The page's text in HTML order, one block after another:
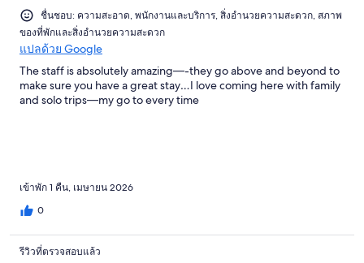
ชื่นชอบ: ความสะอาด, พนักงานและบริการ, สิ่งอำนวยความสะดวก, สภาพ
ของที่พักและสิ่งอำนวยความสะดวก
แปลด้วย Google
The staff is absolutely amazing—-they go above and beyond to
make sure you have a great stay…I love coming here with family
and solo trips—my go to every time
เข้าพัก 1 คืน, เมษายน 2026
0
รีวิวที่ตรวจสอบแล้ว